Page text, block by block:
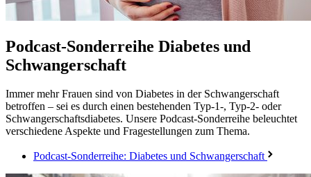
Podcast-Sonderreihe Diabetes und
Schwangerschaft
Immer mehr Frauen sind von Diabetes in der Schwangerschaft
betroffen – sei es durch einen bestehenden Typ-1-, Typ-2- oder
Schwangerschaftsdiabetes. Unsere Podcast-Sonderreihe beleuchtet
verschiedene Aspekte und Fragestellungen zum Thema.
Podcast-Sonderreihe: Diabetes und Schwangerschaft